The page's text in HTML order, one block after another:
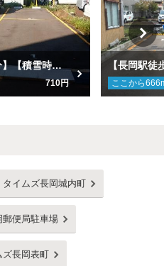
【長岡駅徒歩4分】【積雪時利用不可】城内町3-3-12駐車場
710円 ここから666
タイムズ長岡城内町
郵便局駐車場
ズ長岡表町